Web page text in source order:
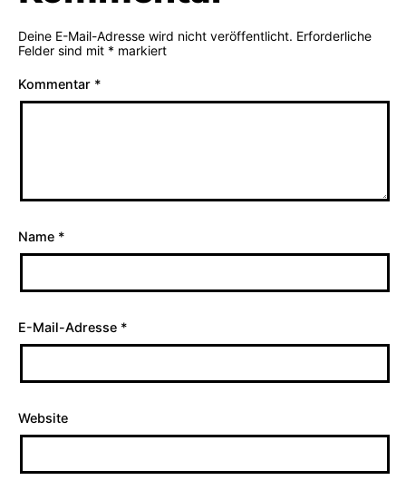
Deine E-Mail-Adresse wird nicht veröffentlicht. Erforderliche
Felder sind mit * markiert
Kommentar *
Name *
E-Mail-Adresse *
Website